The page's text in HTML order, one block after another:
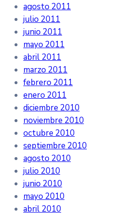
agosto 2011
julio 2011
junio 2011
mayo 2011
abril 2011
marzo 2011
febrero 2011
enero 2011
diciembre 2010
noviembre 2010
octubre 2010
septiembre 2010
agosto 2010
julio 2010
junio 2010
mayo 2010
abril 2010